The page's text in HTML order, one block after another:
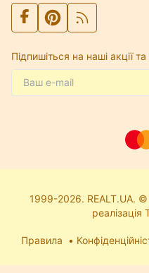
Підпишіться на наші акції
1999-2026. REALT.UA.
Правила